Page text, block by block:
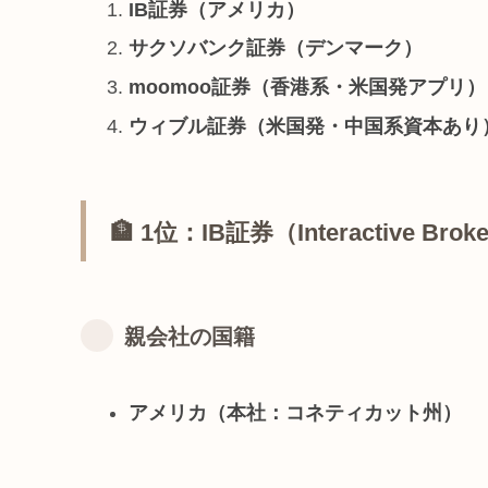
IB証券（アメリカ）
サクソバンク証券（デンマーク）
moomoo証券（香港系・米国発アプリ）
ウィブル証券（米国発・中国系資本あり
🏦 1位：IB証券（Interactive
親会社の国籍
アメリカ（本社：コネティカット州）